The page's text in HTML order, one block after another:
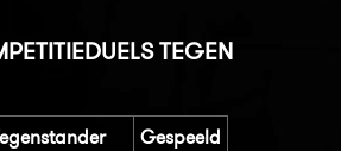
TEGEN
Gespeeld